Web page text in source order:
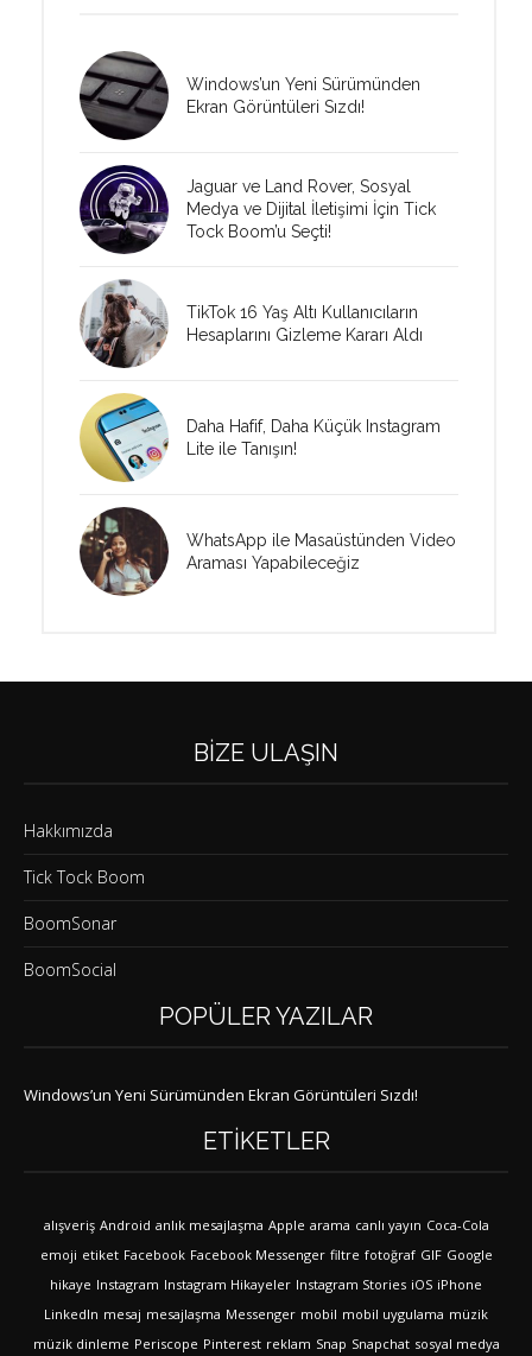
Windows’un Yeni Sürümünden
Ekran Görüntüleri Sızdı!
Jaguar ve Land Rover, Sosyal
Medya ve Dijital İletişimi İçin Tick
Tock Boom’u Seçti!
TikTok 16 Yaş Altı Kullanıcıların
Hesaplarını Gizleme Kararı Aldı
Daha Hafif, Daha Küçük Instagram
Lite ile Tanışın!
WhatsApp ile Masaüstünden Video
Araması Yapabileceğiz
BIZE ULAŞIN
Hakkımızda
Tick Tock Boom
BoomSonar
BoomSocial
POPÜLER YAZILAR
Windows’un Yeni Sürümünden Ekran Görüntüleri Sızdı!
ETIKETLER
alışveriş Android anlık mesajlaşma Apple arama canlı yayın Coca-Cola
emoji etiket Facebook Facebook Messenger filtre fotoğraf GIF Google
hikaye Instagram Instagram Hikayeler Instagram Stories iOS iPhone
LinkedIn mesaj mesajlaşma Messenger mobil mobil uygulama müzik
müzik dinleme Periscope Pinterest reklam Snap Snapchat sosyal medya